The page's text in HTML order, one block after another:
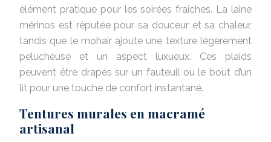
élément pratique pour les soirées fraîches. La laine
mérinos est réputée pour sa douceur et sa chaleur,
tandis que le mohair ajoute une texture légèrement
pelucheuse et un aspect luxueux. Ces plaids
peuvent être drapés sur un fauteuil ou le bout d’un
lit pour une touche de confort instantané.
Tentures murales en macramé
artisanal